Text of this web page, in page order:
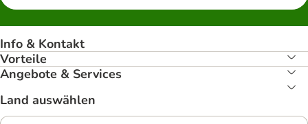
Info & Kontakt
Vorteile
Angebote & Services
Land auswählen